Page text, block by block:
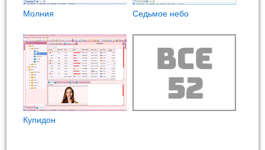
Молния Седьмое небо
Купидон